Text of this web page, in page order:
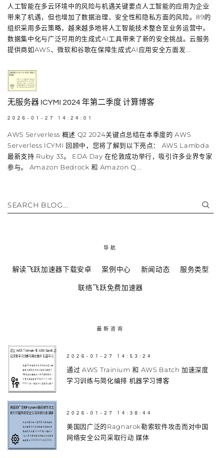
人工智能在多云环境中的风险与机遇关键要点人工智能的应用为企业
带来了机遇，但也增加了数据治理、安全性和隐私方面的风险。89的
组织采用多云策略，越来越多地将人工智能技术整合至业务运营中。
数据集中化与广泛可用的生成式AI工具带来了新的安全挑战。云服务
提供商如AWS、微软和谷歌在保障生成式AI应用安全方面发...
无服务器 ICYMI 2024 年第二季度 计算博客
2026-01-27 14:24:01
AWS Serverless 概述 Q2 2024关键点总结在本季度的 AWS
Serverless ICYMI 回顾中，您将了解到以下亮点： AWS Lambda
最新支持 Ruby 33。 EDA Day 在伦敦成功举行，吸引许多业界专家
参与。 Amazon Bedrock 和 Amazon Q...
SEARCH BLOG...
导航
解读飞跃加速器下载安卓 案例中心 新闻动态 服务类型
联络飞跃免费加速器
最新咨询
2026-01-27 14:53:24
通过 AWS Trainium 和 AWS Batch 加速深度
学习训练与简化编排 机器学习博客
2026-01-27 14:38:44
美国因广泛的Ragnarok勒索软件攻击而对中国
网络安全公司采取行动 媒体